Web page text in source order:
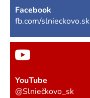
Facebook
fb.com/slnieckovo.sk
YouTube
@Slniečkovo_sk